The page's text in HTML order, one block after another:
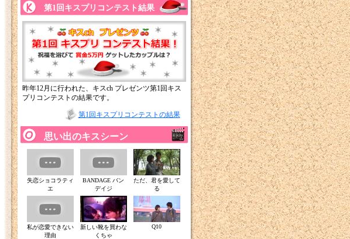
第1回キスプリコンテスト結果
昨年12月に行われた、キスch プレゼンツ第1回キス
プリコンテストの結果です。
第1回キスプリコンテストの結果
思い出のキスシーン
失恋ショコラティ
エ
BANDAGE バン
デイジ
ただ、君を愛して
る
私が恋愛できない
理由
新しい靴を買わな
くちゃ
Q10